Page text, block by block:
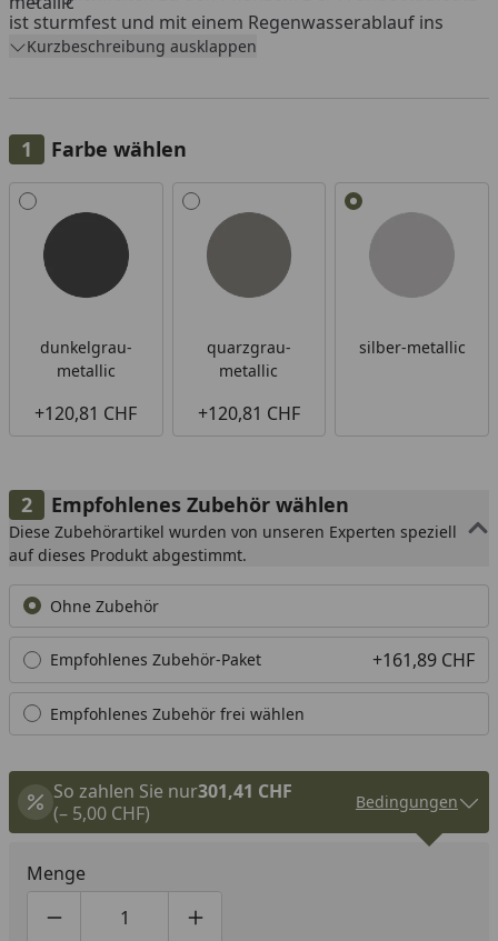
ist sturmfest und mit einem Regenwasserablauf ins
Innere des HochBeets ausgestattet. Der
Kurzbeschreibung ausklappen
Farbe wählen
Alle anzeigen (3)
dunkelgrau-
metallic
+120,81 CHF
quarzgrau-
metallic
+120,81 CHF
silber-metallic
Empfohlenes Zubehör wählen
Diese Zubehörartikel wurden von unseren Experten speziell
auf dieses Produkt abgestimmt.
Ohne Zubehör
Empfohlenes Zubehör-Paket +161,89 CHF
Empfohlenes Zubehör frei wählen
So zahlen Sie nur301,41 CHF
(– 5,00 CHF)
Bedingungen
Menge
Produktmenge um eins verringern
Produktmenge manuell eingeben
Produktmenge um eins erhöhen